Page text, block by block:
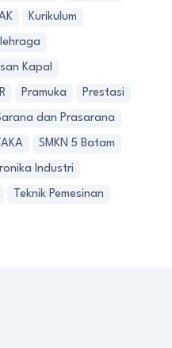
Kurikulum
Kapal
Pramuka Prestasi
dan Prasarana
SMKN 5 Batam
Industri
Teknik Pemesinan